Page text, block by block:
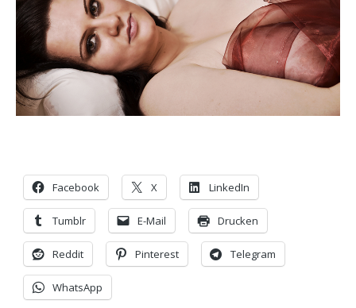
Facebook X LinkedIn
Tumblr E-Mail Drucken
Reddit Pinterest Telegram
WhatsApp